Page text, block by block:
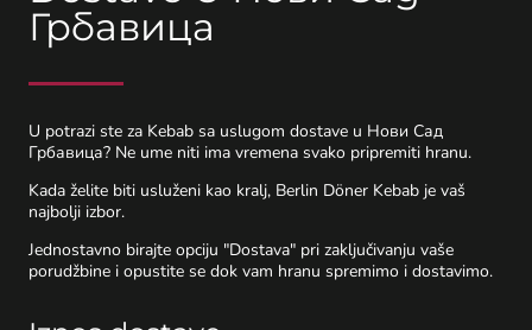
Грбавица
U potrazi ste za Kebab sa uslugom dostave u Нови Сад
Грбавица? Ne ume niti ima vremena svako pripremiti hranu.
Kada želite biti usluženi kao kralj, Berlin Döner Kebab je vaš
najbolji izbor.
Jednostavno birajte opciju "Dostava" pri zaključivanju vaše
porudžbine i opustite se dok vam hranu spremimo i dostavimo.